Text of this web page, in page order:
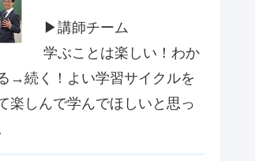
▶講師チーム
学ぶことは楽しい！わか
→続く！よい学習サイクルを
楽しんで学んでほしいと思っ